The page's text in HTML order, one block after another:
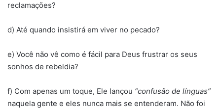
reclamações?
d) Até quando insistirá em viver no pecado?
e) Você não vê como é fácil para Deus frustrar os seus
sonhos de rebeldia?
f) Com apenas um toque, Ele lançou “confusão de línguas”
naquela gente e eles nunca mais se entenderam. Não foi